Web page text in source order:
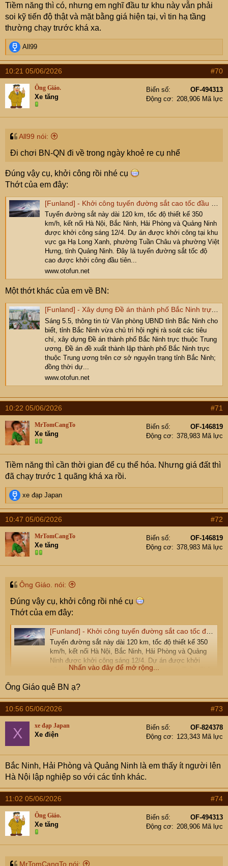
Tiềm năng thì có, nhưng em nghĩ đầu tư khu này vẫn phải
soi kỹ tiến độ thật và mặt bằng giá hiện tại, vì tin hạ tầng
thường chạy trước khá xa.
R
e
a
c
t
i
o
n
s
All99
10:21 05/06/2026 #70
Ông Giáo.
Xe tăng
Biển số
OF-494313
Động cơ
208,906 Mã lực
All99 nói:
Đi chơi BN-QN đi về trong ngày khoẻ re cụ nhể
Đúng vậy cụ, khởi công rồi nhé cụ
Thớt của em đây:
[Funland] - Khởi công tuyến đường sắt cao tốc đầu tiên ở Việt Nam kết nối Hà Nội, Bắc Ninh, Hải Phòng, Quảng Ninh
Tuyến đường sắt này dài 120 km, tốc độ thiết kế 350
km/h, kết nối Hà Nội, Bắc Ninh, Hải Phòng và Quảng Ninh
được khởi công sáng 12/4. Dự án được khởi công tại khu
vực ga Hạ Long Xanh, phường Tuần Châu và phường Việt
Hưng, tỉnh Quảng Ninh. Đây là tuyến đường sắt tốc độ
cao được khởi công đầu tiên...
www.otofun.net
Một thớt khác của em về BN:
[Funland] - Xây dựng Đề án thành phố Bắc Ninh trực thuộc Trung ương
Sáng 5.5, thông tin từ Văn phòng UBND tỉnh Bắc Ninh cho
biết, tỉnh Bắc Ninh vừa chủ trì hội nghị rà soát các tiêu
chí, xây dựng Đề án thành phố Bắc Ninh trực thuộc Trung
ương. Đề án đề xuất thành lập thành phố Bắc Ninh trực
thuộc Trung ương trên cơ sở nguyên trạng tỉnh Bắc Ninh;
đồng thời dự...
www.otofun.net
10:22 05/06/2026 #71
MrTomCangTo
Xe tăng
Biển số
OF-146819
Động cơ
378,983 Mã lực
Tiềm năng thì cần thời gian để cụ thể hóa. Nhưng giá đất thì
đã chạy trước 1 quãng khá xa rồi.
R
e
a
t
i
o
n
s
xe đạp Japan
10:47 05/06/2026 #72
MrTomCangTo
Xe tăng
Biển số
OF-146819
Động cơ
378,983 Mã lực
Ông Giáo. nói:
Đúng vậy cụ, khởi công rồi nhé cụ
Thớt của em đây:
[Funland] - Khởi công tuyến đường sắt cao tốc đầu tiên ở Việt Nam kết nối Hà Nội, Bắc Ninh, Hải Phòng, Quảng Ninh
Tuyến đường sắt này dài 120 km, tốc độ thiết kế 350
km/h, kết nối Hà Nội, Bắc Ninh, Hải Phòng và Quảng
Ninh được khởi công sáng 12/4. Dự án được khởi
công tại khu vực ga Hạ Long Xanh, phường Tuần Châu
đường sắt tốc độ cao được khởi công đầu tiên...
www.otofun.net
Một thớt khác của em về BN:
[Funland] - Xây dựng Đề án thành phố Bắc Ninh trực thuộc Trung ương
tiêu chí, xây dựng Đề án thành phố Bắc Ninh trực
thuộc Trung ương. Đề án đề xuất thành lập thành phố
trạng tỉnh Bắc Ninh; đồng thời dự...
www.otofun.net
Nhấn vào đây để mở rộng...
Ông Giáo quê BN ạ?
10:56 05/06/2026 #73
X xe đạp Japan
Xe điện
Biển số
OF-824378
Động cơ
123,343 Mã lực
Bắc Ninh, Hải Phòng và Quảng Ninh là em thấy ít người lên
Hà Nội lập nghiệp so với các tỉnh khác.
11:02 05/06/2026 #74
Ông Giáo.
Xe tăng
Biển số
OF-494313
Động cơ
208,906 Mã lực
MrTomCangTo nói: